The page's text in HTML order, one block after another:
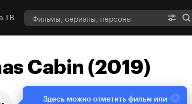
ТВ
Cabin (2019)
Здесь можно отметить фильм или